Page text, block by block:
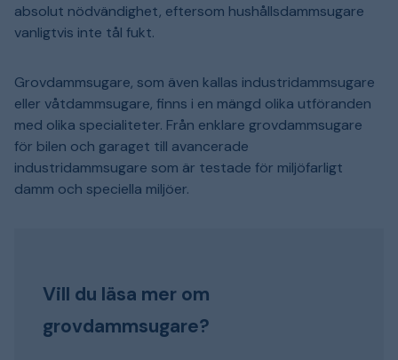
absolut nödvändighet, eftersom hushållsdammsugare
vanligtvis inte tål fukt.
Grovdammsugare, som även kallas industridammsugare
eller våtdammsugare, finns i en mängd olika utföranden
med olika specialiteter. Från enklare grovdammsugare
för bilen och garaget till avancerade
industridammsugare som är testade för miljöfarligt
damm och speciella miljöer.
Vill du läsa mer om
grovdammsugare?